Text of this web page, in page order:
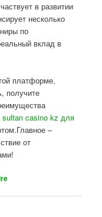
в развитии
несколько
по
вклад в
платформе,
получите
sultan casino kz для
–
от